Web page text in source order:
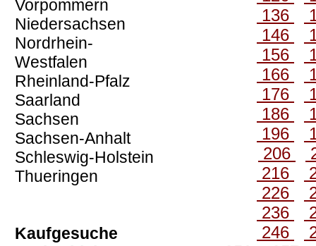
Vorpommern
Niedersachsen
Nordrhein-
Westfalen
Rheinland-Pfalz
Saarland
Sachsen
Sachsen-Anhalt
Schleswig-Holstein
Thueringen
Kaufgesuche
136
146
156
166
176
186
196
206
216
226
236
246